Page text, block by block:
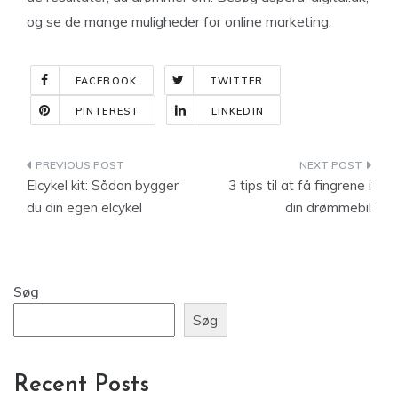
og se de mange muligheder for online marketing.
FACEBOOK TWITTER
PINTEREST LINKEDIN
Indlægsnavigation
Elcykel kit: Sådan bygger
du din egen elcykel
3 tips til at få fingrene i
din drømmebil
Søg
Søg
Recent Posts